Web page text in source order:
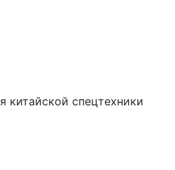
китайской спецтехники